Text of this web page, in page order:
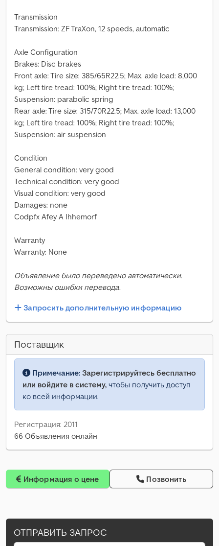
Transmission
Transmission: ZF TraXon, 12 speeds, automatic
Axle Configuration
Brakes: Disc brakes
Front axle: Tire size: 385/65R22.5; Max. axle load: 8,000
kg; Left tire tread: 100%; Right tire tread: 100%;
Suspension: parabolic spring
Rear axle: Tire size: 315/70R22.5; Max. axle load: 13,000
kg; Left tire tread: 100%; Right tire tread: 100%;
Suspension: air suspension
Condition
General condition: very good
Technical condition: very good
Visual condition: very good
Damages: none
Codpfx Afey A Ihhemorf
Warranty
Warranty: None
Объявление было переведено автоматически.
Возможны ошибки перевода.
Запросить дополнительную информацию
Поставщик
Примечание: Зарегистрируйтесь бесплатно
или войдите в систему, чтобы получить доступ
ко всей информации.
Регистрация: 2011
66 Объявления онлайн
Информация о цене Позвонить
ОТПРАВИТЬ ЗАПРОС